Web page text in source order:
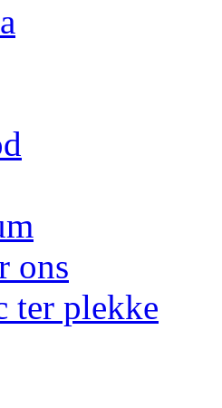
ons
ter plekke